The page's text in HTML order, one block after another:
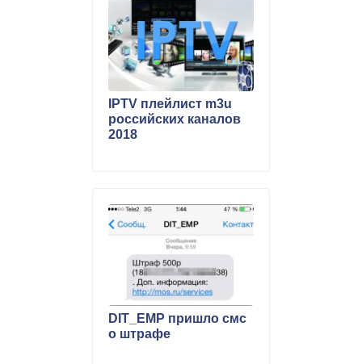
IPTV плейлист m3u
российских каналов
2018
DIT_EMP пришло смс
о штрафе